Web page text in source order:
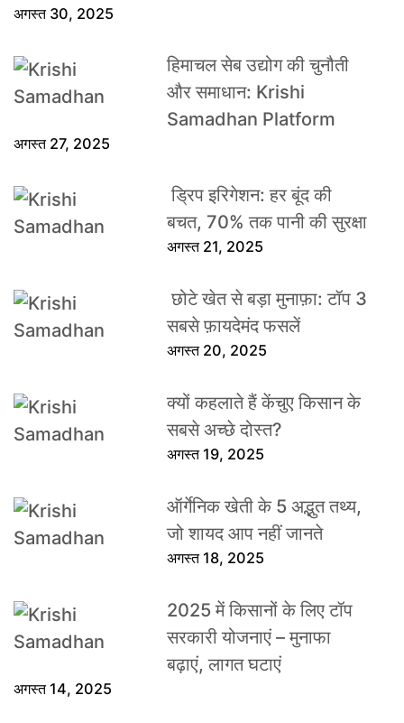
अगस्त 30, 2025
हिमाचल सेब उद्योग की चुनौती
और समाधान: Krishi
Samadhan Platform
अगस्त 27, 2025
ड्रिप इरिगेशन: हर बूंद की
बचत, 70% तक पानी की सुरक्षा
अगस्त 21, 2025
छोटे खेत से बड़ा मुनाफ़ा: टॉप 3
सबसे फ़ायदेमंद फसलें
अगस्त 20, 2025
क्यों कहलाते हैं केंचुए किसान के
सबसे अच्छे दोस्त?
अगस्त 19, 2025
ऑर्गेनिक खेती के 5 अद्भुत तथ्य,
जो शायद आप नहीं जानते
अगस्त 18, 2025
2025 में किसानों के लिए टॉप
सरकारी योजनाएं – मुनाफा
बढ़ाएं, लागत घटाएं
अगस्त 14, 2025